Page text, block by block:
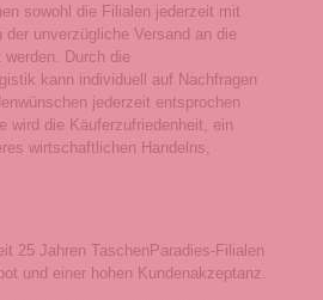
sowohl die Filialen jederzeit mit
unverzügliche Versand an die
Durch die
kann individuell auf Nachfragen
jederzeit entsprochen
wird die Käuferzufriedenheit, ein
wirtschaftlichen Handelns,
25 Jahren TaschenParadies-Filialen
und einer hohen Kundenakzeptanz.